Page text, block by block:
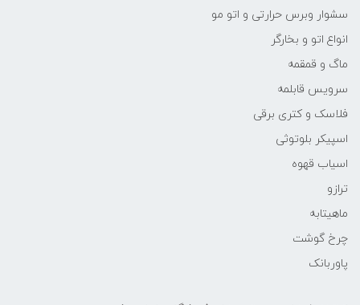
سشوار وبرس حرارتی و اتو مو
انواع اتو و بخارگر
ماگ و قمقمه
سرویس قابلمه
فلاسک و کتری برقی
اسپیکر بلوتوثی
اسیاب قهوه
ترازو
ماهیتابه
چرخ گوشت
پاوربانک